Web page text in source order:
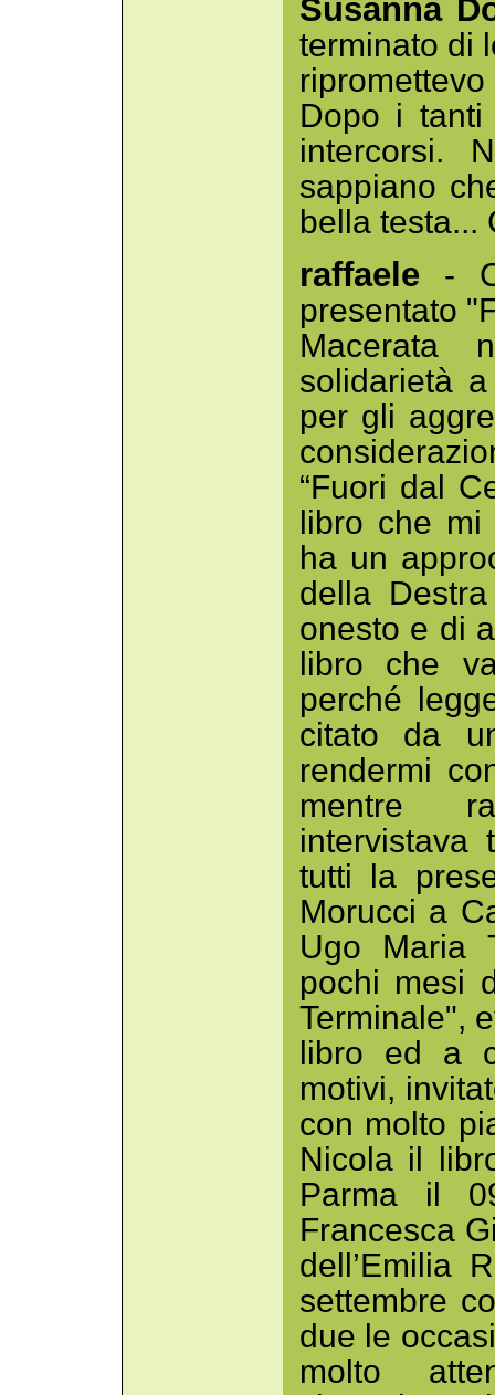
Susanna
terminato di
Dopo i tanti
intercorsi.
sappiano
bella testa...
raffaele-
presentato
Macerata
solidarietà
per gli
“Fuori dal
libro che
ha un
della
onesto e di
libro che
perché
citato da
rendermi
mentre
tutti la
Morucci a
Ugo Maria
pochi mesi
Terminale",
libro ed a
motivi,
con molto
Nicola il
Parma il
Francesca
dell’Emilia
settembre
due le
molto